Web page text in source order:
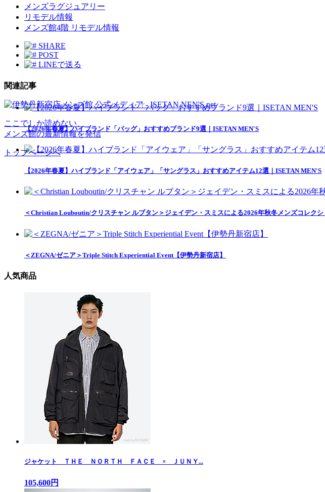
メンズラグジュアリー
リモデル情報
メンズ館4階 リモデル情報
SHARE
POST
LINEで送る
関連記事
【2026年春夏】ハイブランド「バッグ」おすすめブランド9選｜ISETAN MEN'S
【2026年春夏】ハイブランド「アイウェア」「サングラス」おすすめアイテム12選｜ISETAN MEN'S
＜Christian Louboutin/クリスチャン ルブタン＞ジェイデン・スミスによる2026年秋冬メンズコレクシ
＜ZEGNA/ゼニア＞Triple Stitch Experiential Event【伊勢丹新宿店】
人気商品
ジャケット ＴＨＥ ＮＯＲＴＨ ＦＡＣＥ × ＪＵＮＹ...
105,600円
ここでしか読めない、
メンズ館の最新情報を発信
トップページへ